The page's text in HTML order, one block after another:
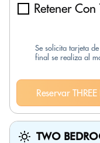
Retener
Se solicita tarjeta
final se realiza al
Reservar
TWO